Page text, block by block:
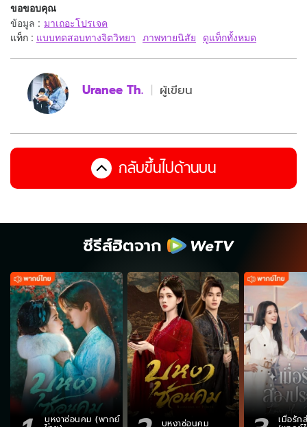
ขอขอบคุณ
ข้อมูล : มาเถอะโปรเจค
แท็ก : แบบทดสอบทางจิตวิทยา ภาพทายนิสัย ดูแท็กทั้งหมด
Uranee Th. ผู้เขียน
กลับขึ้นไปด้านบน
ซีรีส์ฮิตจาก
บุหงาซ่อนคม (พากย์ บุหงาซ่อนคม เมื่อรัก